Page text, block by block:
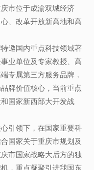
市位于成渝双城经济
、改革开放新高地和高
邀国内重点科技领域著
业单位及专家教授、高
专属第三方服务品牌，
牌价值核心，当前重点
国家新西部大开发战
引领下，在国家重要科
国家关于重庆市规划及
市国家战略大后方的独
，重点凝聚引进我国东